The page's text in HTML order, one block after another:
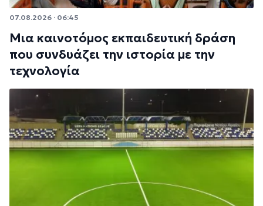
07.08.2026 · 06:45
Μια καινοτόμος εκπαιδευτική δράση
που συνδυάζει την ιστορία με την
τεχνολογία